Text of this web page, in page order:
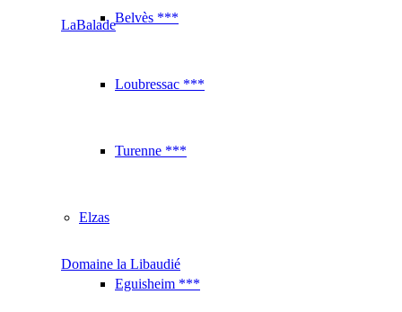
Belvès ***
Loubressac ***
Turenne ***
Elzas
Eguisheim ***
LaBalade
Domaine la Libaudié